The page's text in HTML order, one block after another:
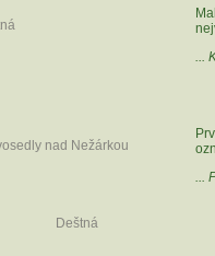
...
...